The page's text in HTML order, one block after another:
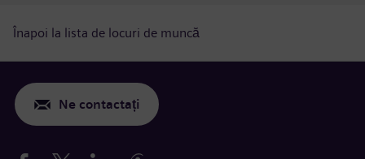
Înapoi la lista de locuri de muncă
Ne contactați